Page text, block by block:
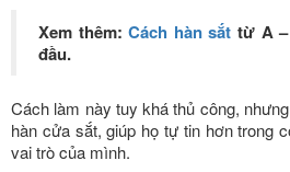
Xem thêm:Cách hàn sắt từ A
đầu.
Cách làm này tuy khá thủ công,
hàn cửa sắt, giúp họ tự tin hơn trong
vai trò của mình.